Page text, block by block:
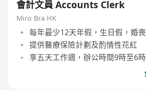
會計文員 Accounts Clerk
Miro Bra HK
每年最少12天年假，生日假，婚
提供醫療保險計劃及酌情性花紅
享五天工作週，辦公時間9時至6時